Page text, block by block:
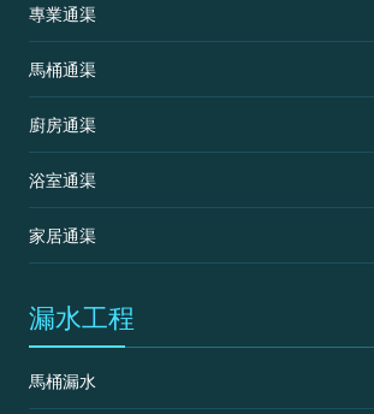
專業通渠
馬桶通渠
廚房通渠
浴室通渠
家居通渠
漏水工程
馬桶漏水